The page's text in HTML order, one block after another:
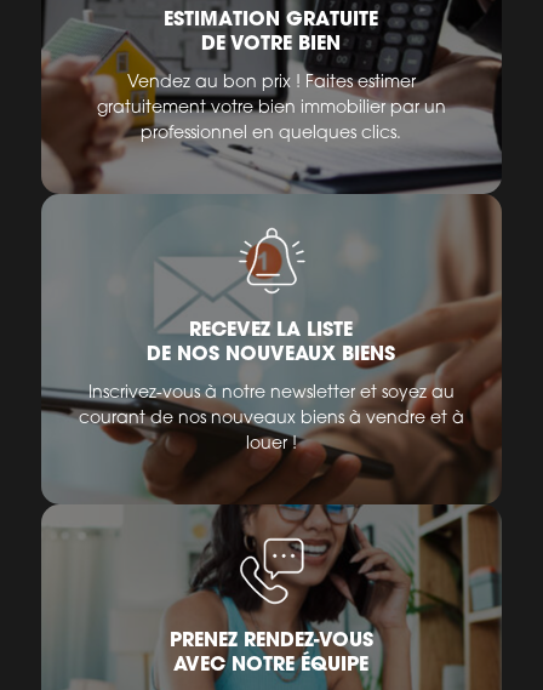
ESTIMATION GRATUITE
DE VOTRE BIEN
Vendez au bon prix ! Faites estimer
gratuitement votre bien immobilier par un
professionnel en quelques clics.
RECEVEZ LA LISTE
DE NOS NOUVEAUX BIENS
Inscrivez-vous à notre newsletter et soyez au
courant de nos nouveaux biens à vendre et à
louer !
PRENEZ RENDEZ-VOUS
AVEC NOTRE ÉQUIPE